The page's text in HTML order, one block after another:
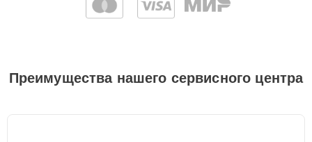
Преимущества нашего сервисного центра